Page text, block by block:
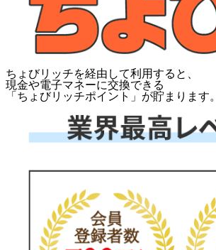
ちょびリッチを経由して利用すると、
現金や電子マネーに交換できる
「 ちょびリッチポイント 」が貯まります。